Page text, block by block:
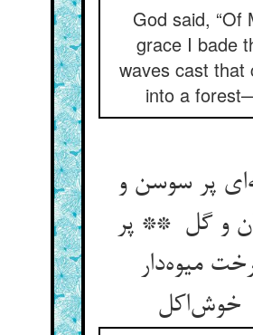
God said, “Of
grace I bade
waves cast that
into a
پر سوسن و
و گل ** پر
میوه‌دار